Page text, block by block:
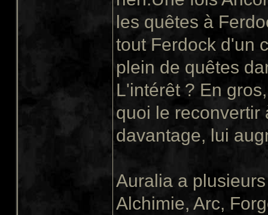
les quêtes à
tout Ferdock d'un
plein de quêtes
L'intérêt ? En
quoi le reconvertir
davantage, lui
Auralia a
Alchimie, Arc,